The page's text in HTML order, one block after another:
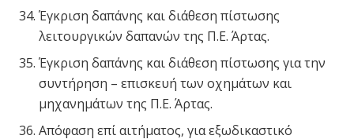
Έγκριση δαπάνης και διάθεση πίστωσης
λειτουργικών δαπανών της Π.Ε. Άρτας.
Έγκριση δαπάνης και διάθεση πίστωσης για την
συντήρηση – επισκευή των οχημάτων και
μηχανημάτων της Π.Ε. Άρτας.
Απόφαση επί αιτήματος, για εξωδικαστικό